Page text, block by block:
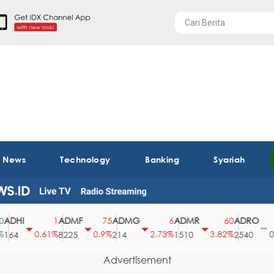
Technology Banking Syariah
0.61%
ADMF
8225
0.9%
ADMG
214
2.73%
ADMR
1510
3.82%
ADRO
2540
0
0%
43
Advertisement